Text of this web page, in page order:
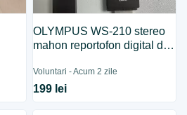
OLYMPUS WS-210 stereo
mahon reportofon digital de
Voluntari - Acum 2 zile
199 lei